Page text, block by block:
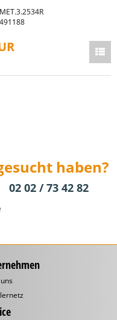
MET.3.2534R
491188
haben?
02 02 / 73 42 82